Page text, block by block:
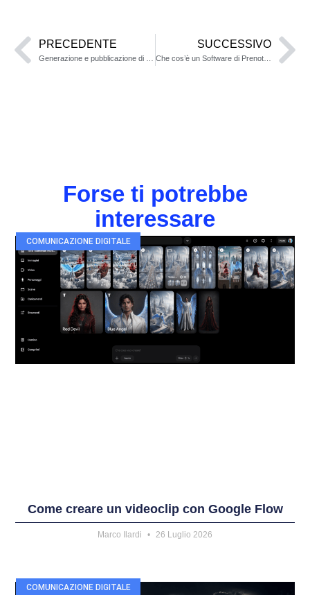
PRECEDENTE SUCCESSIVO
Che cos’è un Software di Prenotazione Pasti
Forse ti potrebbe
interessare
COMUNICAZIONE DIGITALE
Come creare un videoclip con Google Flow
Marco Ilardi 26 Luglio 2026
COMUNICAZIONE DIGITALE